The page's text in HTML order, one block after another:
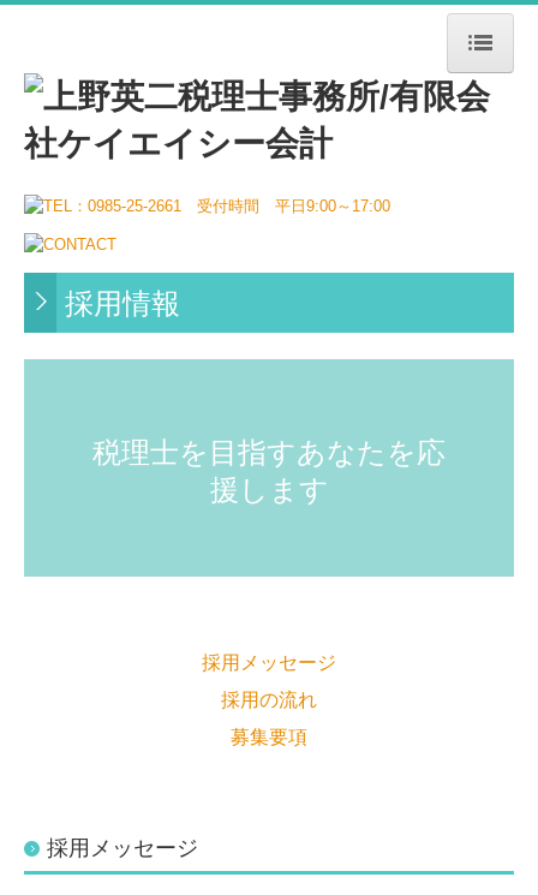
ホーム
事務所案内
採用情報
採用情報
税理士を目指すあなたを応
援します
採用メッセージ
採用の流れ
募集要項
採用メッセージ